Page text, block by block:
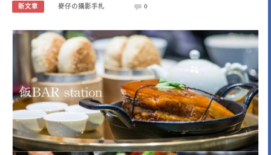
新文章 麥仔の攝影手札 0